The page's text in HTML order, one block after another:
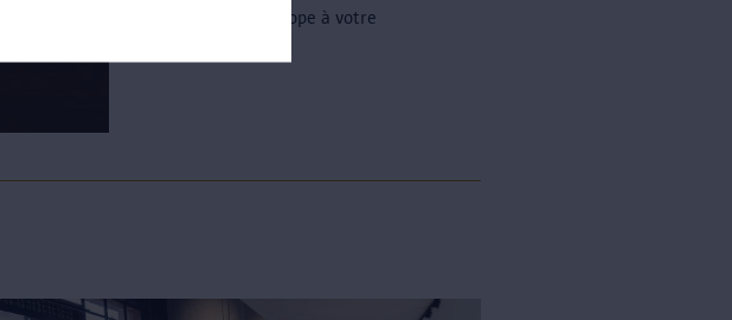
mettra un télescope à votre